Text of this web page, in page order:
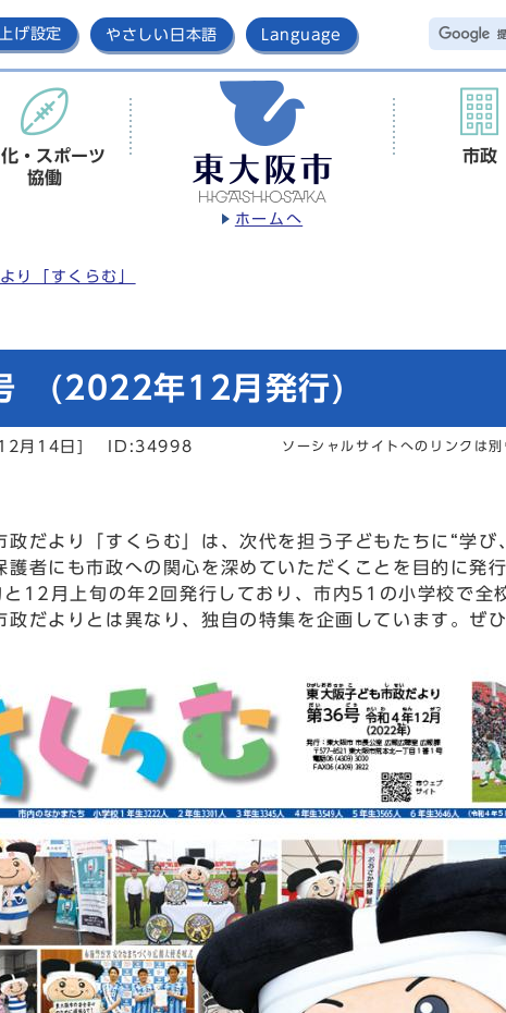
げ設定 やさしい日本語 Language
ホームへ
・スポーツ
協働
市政
り「すくらむ」
(2022年12月発行)
月14日] ID:34998 ソーシャルサイトへのリンクは
だより「すくらむ」は、次代を担う子どもたちに“学
護者にも市政への関心を深めていただくことを目的に発
12月上旬の年2回発行しており、市内51の小学校で全
だよりとは異なり、独自の特集を企画しています。ぜ